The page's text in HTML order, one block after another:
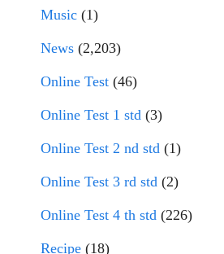
Music (1)
News (2,203)
Online Test (46)
Online Test 1 std (3)
Online Test 2 nd std (1)
Online Test 3 rd std (2)
Online Test 4 th std (226)
Recipe (18)